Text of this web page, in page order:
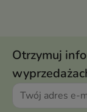
Otrzymuj